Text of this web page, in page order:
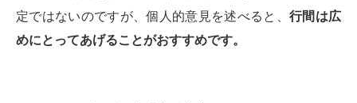
定ではないのですが、個人的意見を述べると、 行間は広
めにとってあげることがおすすめです。